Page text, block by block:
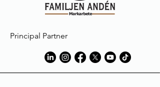
qualité.Les vêtements peuvent subir
une décoloration au contact de
l'herbe, le liniment ou l'huile et
même de disparaître complètement
Principal Partner